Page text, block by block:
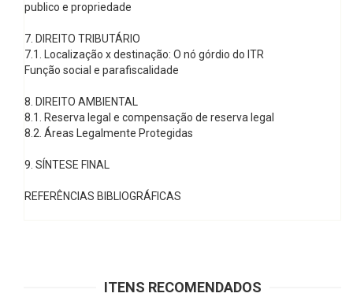
publico e propriedade
7. DIREITO TRIBUTÁRIO
7.1. Localização x destinação: O nó górdio do ITR
Função social e parafiscalidade
8. DIREITO AMBIENTAL
8.1. Reserva legal e compensação de reserva legal
8.2. Áreas Legalmente Protegidas
9. SÍNTESE FINAL
REFERÊNCIAS BIBLIOGRÁFICAS
ITENS RECOMENDADOS